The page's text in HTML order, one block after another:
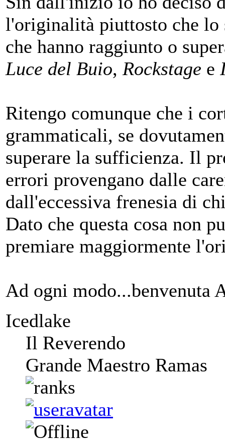
l'originalità piuttosto che lo
che hanno raggiunto o
Luce del Buio, Rockstage e
Ritengo comunque che i
grammaticali, se
superare la sufficienza. Il
errori provengano dalle
dall'eccessiva frenesia di
Dato che questa cosa non
premiare maggiormente
Ad ogni modo...benvenuta
Icedlake
Il Reverendo
Grande Maestro Ramas